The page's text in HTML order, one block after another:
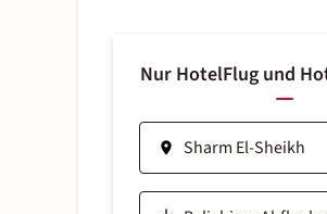
Nur HotelFlug und